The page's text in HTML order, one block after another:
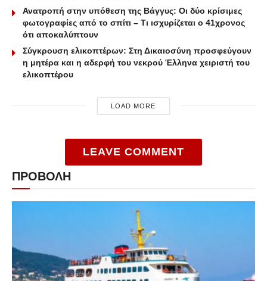
Ανατροπή στην υπόθεση της Βάγγυς: Οι δύο κρίσιμες
φωτογραφίες από το σπίτι – Τι ισχυρίζεται ο 41χρονος
ότι αποκαλύπτουν
Σύγκρουση ελικοπτέρων: Στη Δικαιοσύνη προσφεύγουν
η μητέρα και η αδερφή του νεκρού Έλληνα χειριστή του
ελικοπτέρου
LOAD MORE
LEAVE COMMENT
ΠΡΟΒΟΛΗ